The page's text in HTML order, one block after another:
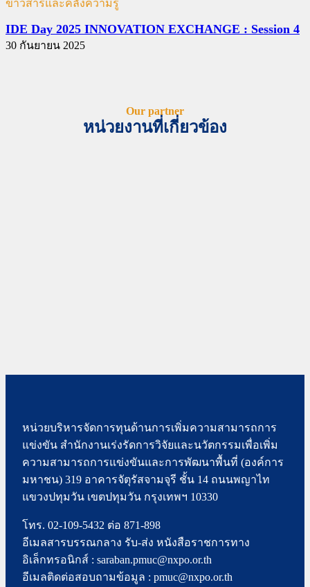
ข่าวสารและคลังความรู้
IDE Day 2025 INNOVATION EXCHANGE : Session 4
30 กันยายน 2025
Our partner
หน่วยงานที่เกี่ยวข้อง
หน่วยบริหารจัดการทุนด้านการเพิ่มความสามารถการ
แข่งขัน สำนักงานเร่งรัดการวิจัยและนวัตกรรมเพื่อเพิ่ม
ความสามารถการแข่งขันและการพัฒนาพื้นที่ (องค์การ
มหาชน) 319 อาคารจัตุรัสจามจุรี ชั้น 14 ถนนพญาไท
แขวงปทุมวัน เขตปทุมวัน กรุงเทพฯ 10330
โทร. 02-109-5432 ต่อ 871-898
อีเมลสารบรรณกลาง รับ-ส่ง หนังสือราชการทาง
อิเล็กทรอนิกส์ : saraban.pmuc@nxpo.or.th
อีเมลติดต่อสอบถามข้อมูล : pmuc@nxpo.or.th